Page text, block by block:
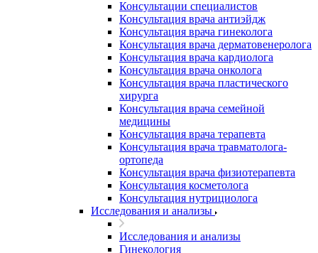
Консультации специалистов
Консультация врача антиэйдж
Консультация врача гинеколога
Консультация врача дерматовенеролога
Консультация врача кардиолога
Консультация врача онколога
Консультация врача пластического
хирурга
Консультация врача семейной
медицины
Консультация врача терапевта
Консультация врача травматолога-
ортопеда
Консультация врача физиотерапевта
Консультация косметолога
Консультация нутрициолога
Исследования и анализы
Исследования и анализы
Гинекология